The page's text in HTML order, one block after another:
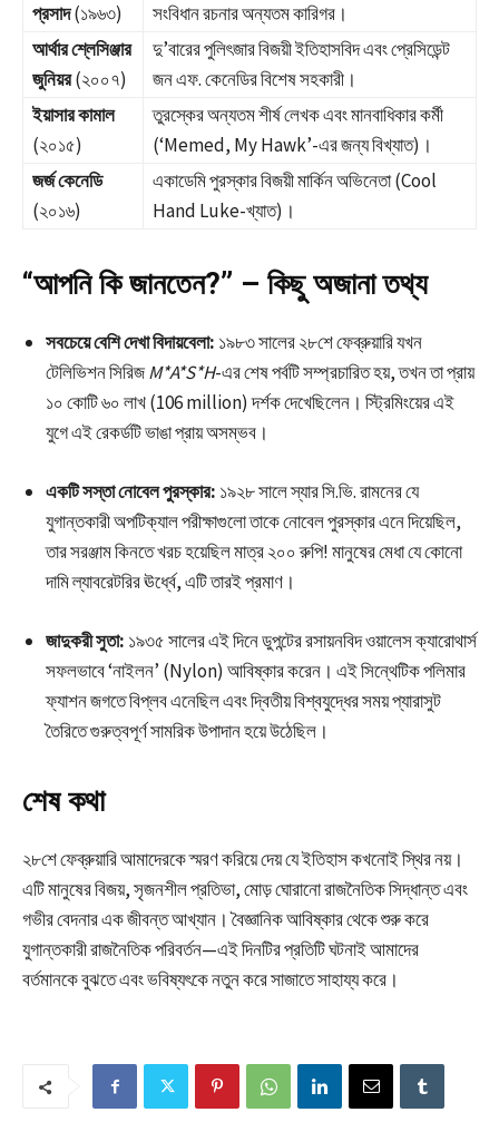
প্রসাদ(১৯৬৩)
সংবিধান রচনার অন্যতম কারিগর।
আর্থার শ্লেসিঞ্জার
জুনিয়র(২০০৭)
দু’বারের পুলিৎজার বিজয়ী ইতিহাসবিদ এবং প্রেসিডেন্ট
জন এফ. কেনেডির বিশেষ সহকারী।
ইয়াসার কামাল
(২০১৫)
তুরস্কের অন্যতম শীর্ষ লেখক এবং মানবাধিকার কর্মী
(‘Memed, My Hawk’-এর জন্য বিখ্যাত)।
জর্জ কেনেডি
(২০১৬)
একাডেমি পুরস্কার বিজয়ী মার্কিন অভিনেতা (Cool
Hand Luke-খ্যাত)।
“আপনি কি জানতেন?” – কিছু অজানা তথ্য
সবচেয়ে বেশি দেখা বিদায়বেলা: ১৯৮৩ সালের ২৮শে ফেব্রুয়ারি যখন
টেলিভিশন সিরিজM*A*S*H-এর শেষ পর্বটি সম্প্রচারিত হয়, তখন তা প্রায়
১০ কোটি ৬০ লাখ (106 million) দর্শক দেখেছিলেন। স্ট্রিমিংয়ের এই
যুগে এই রেকর্ডটি ভাঙা প্রায় অসম্ভব।
একটি সস্তা নোবেল পুরস্কার: ১৯২৮ সালে স্যার সি.ভি. রামনের যে
যুগান্তকারী অপটিক্যাল পরীক্ষাগুলো তাকে নোবেল পুরস্কার এনে দিয়েছিল,
তার সরঞ্জাম কিনতে খরচ হয়েছিল মাত্র ২০০ রুপি! মানুষের মেধা যে কোনো
দামি ল্যাবরেটরির ঊর্ধ্বে, এটি তারই প্রমাণ।
জাদুকরী সুতা: ১৯৩৫ সালের এই দিনে ডুপন্টের রসায়নবিদ ওয়ালেস ক্যারোথার্স
সফলভাবে ‘নাইলন’ (Nylon) আবিষ্কার করেন। এই সিন্থেটিক পলিমার
ফ্যাশন জগতে বিপ্লব এনেছিল এবং দ্বিতীয় বিশ্বযুদ্ধের সময় প্যারাসুট
তৈরিতে গুরুত্বপূর্ণ সামরিক উপাদান হয়ে উঠেছিল।
শেষ কথা
২৮শে ফেব্রুয়ারি আমাদেরকে স্মরণ করিয়ে দেয় যে ইতিহাস কখনোই স্থির নয়।
এটি মানুষের বিজয়, সৃজনশীল প্রতিভা, মোড় ঘোরানো রাজনৈতিক সিদ্ধান্ত এবং
গভীর বেদনার এক জীবন্ত আখ্যান। বৈজ্ঞানিক আবিষ্কার থেকে শুরু করে
যুগান্তকারী রাজনৈতিক পরিবর্তন—এই দিনটির প্রতিটি ঘটনাই আমাদের
বর্তমানকে বুঝতে এবং ভবিষ্যৎকে নতুন করে সাজাতে সাহায্য করে।